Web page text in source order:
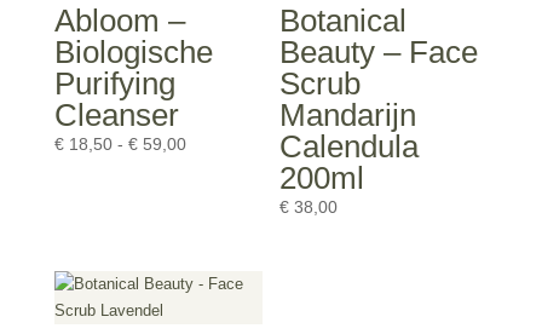
Abloom –
Biologische
Purifying
Cleanser
€18,50 - €59,00Prijsklasse:
Botanical
Beauty – Face
Scrub
Mandarijn
Calendula
200ml
€ 38,00